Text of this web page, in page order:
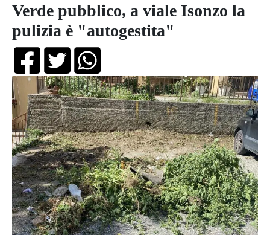
Verde pubblico, a viale Isonzo la
pulizia è "autogestita"